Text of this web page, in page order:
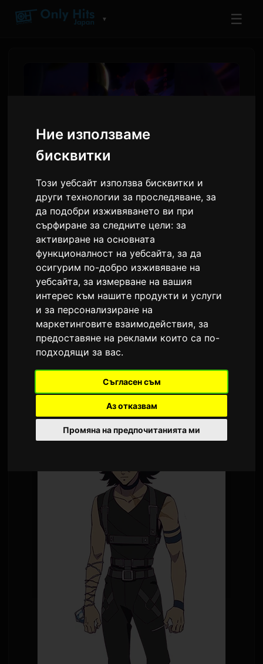
Ние използваме
бисквитки
Този уебсайт използва бисквитки и
други технологии за проследяване, за
да подобри изживяването ви при
сърфиране за следните цели:за
активиране на основната
функционалност на уебсайта,за да
осигурим по-добро изживяване на
уебсайта,за измерване на вашия
интерес към нашите продукти и услуги
и за персонализиране на
маркетинговите взаимодействия,за
предоставяне на реклами които са по-
подходящи за вас.
Съгласен съм
Аз отказвам
Промяна на предпочитанията ми
▼ ☰
Digimon Beatbreak
стартира нова сюжетна
дъга 'Kyo-hen' на 12 юли
ОтSam
7 юли 2026
Преведено от английски
1,591 просмотра
TV анимето Digimon Beatbreak
ще започне
нова сюжетна дъга, наречена 'Kyo-hen', на 12
юли. Заедно с обявяването бяха
публикувани нов ключов визуал и детайли